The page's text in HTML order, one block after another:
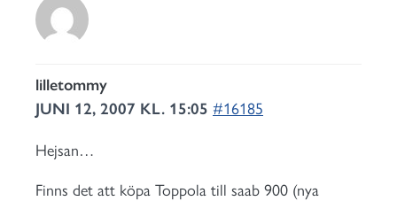
lilletommy
JUNI 12, 2007 KL. 15:05 #16185
Hejsan…
Finns det att köpa Toppola till saab 900 (nya